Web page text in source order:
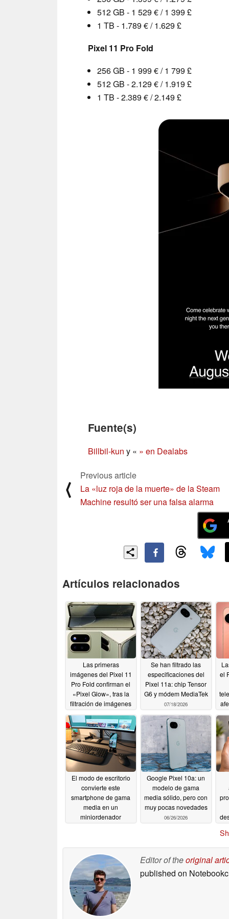
512 GB - 1 529 € / 1 399 £
1 TB - 1.789 € / 1.629 £
Pixel 11 Pro Fold
256 GB - 1 999 € / 1 799 £
512 GB - 2.129 € / 1.919 £
1 TB - 2.389 € / 2.149 £
Fuente(s)
Billbil-kun y « » en Dealabs
⟨
Previous article
La «luz roja de la muerte» de la Steam
Machine resultó ser una falsa alarma
Artículos relacionados
Las primeras
imágenes del Pixel 11
Pro Fold confirman el
«Pixel Glow», tras la
filtración de imágenes
07/31/2026
Se han filtrado las
especificaciones del
Pixel 11a: chip Tensor
G6 y módem MediaTek
07/18/2026
el
El modo de escritorio
convierte este
smartphone de gama
media en un
miniordenador
Google Pixel 10a: un
modelo de gama
media sólido, pero con
muy pocas novedades
06/26/2026
Editor of theoriginal
published on